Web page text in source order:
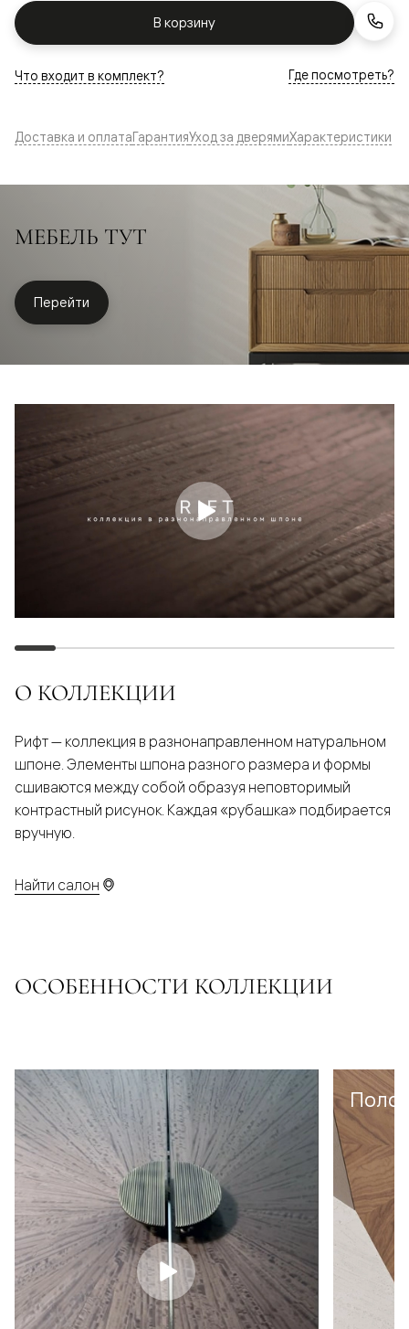
В корзину
Что входит в комплект? Где посмотреть?
Доставка и оплатаГарантияУход за дверямиХарактеристики
МЕБЕЛЬ ТУТ
Перейти
О КОЛЛЕКЦИИ
Рифт — коллекция в разнонаправленном натуральном
шпоне. Элементы шпона разного размера и формы
сшиваются между собой образуя неповторимый
контрастный рисунок. Каждая «рубашка» подбирается
вручную.
Найти салон
ОСОБЕННОСТИ КОЛЛЕКЦИИ